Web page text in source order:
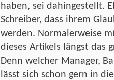
haben, sei dahingestellt.
Schreiber, dass ihrem
werden. Normalerweise
dieses Artikels längst das
Denn welcher Manager,
lässt sich schon gern in